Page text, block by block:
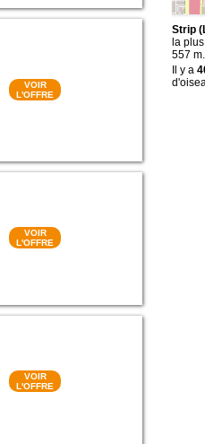
VOIR
L'OFFRE
VOIR
L'OFFRE
VOIR
L'OFFRE
Strip
la
557 m.
Il y a